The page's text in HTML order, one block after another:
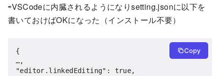
⇨VSCodeに内臓されるようになりsetting.jsonに以下を
書いておけばOKになった（インストール不要）
{
…,
"editor.linkedEditing": true,
Copy